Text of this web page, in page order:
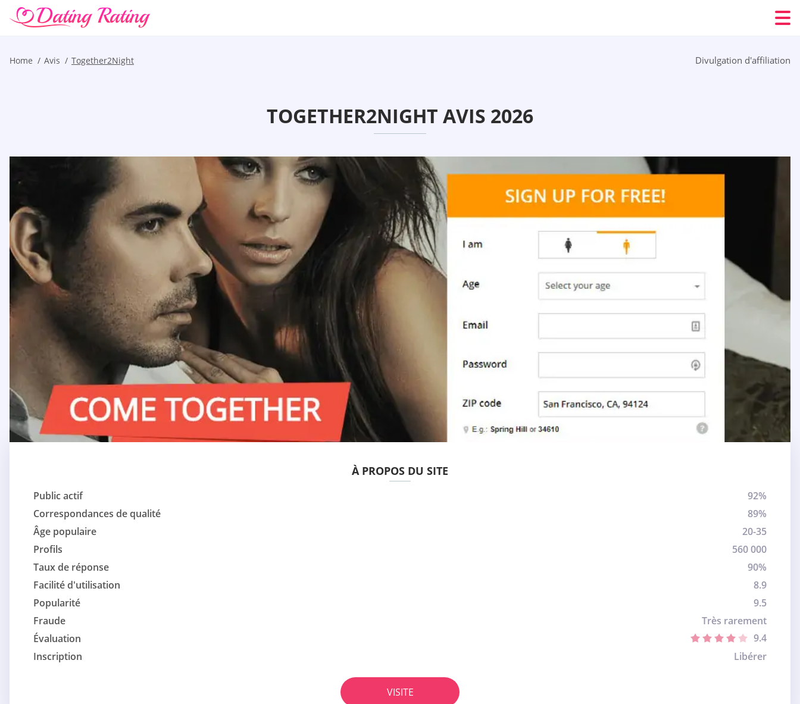
Home Avis Together2Night Divulgation d'affiliation
TOGETHER2NIGHT AVIS 2026
À PROPOS DU SITE
Public actif
92%
Correspondances de qualité
89%
Âge populaire
20-35
Profils
560 000
Taux de réponse
90%
Facilité d'utilisation
8.9
Popularité
9.5
Fraude
Très rarement
Évaluation
9.4
Inscription
Libérer
VISITE